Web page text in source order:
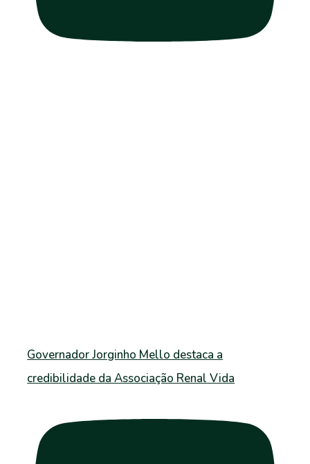
Governador Jorginho Mello destaca a
credibilidade da Associação Renal Vida